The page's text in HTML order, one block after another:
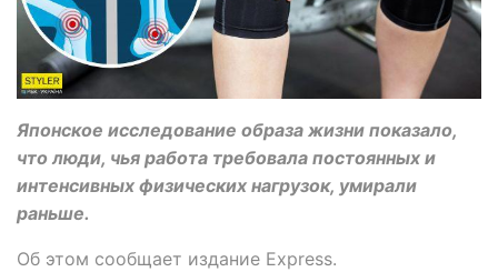
Японское исследование образа жизни показало,
что люди, чья работа требовала постоянных и
интенсивных физических нагрузок, умирали
раньше.
Об этом сообщает издание Express.